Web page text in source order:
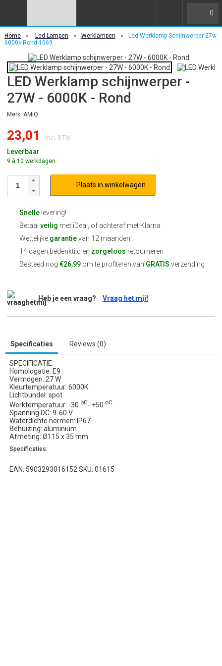
0
Home » Led Lampen » Werklampen »
Led Werklamp Schijnwerper 27w
6000k Rond 1069
LED Werklamp schijnwerper -
27W - 6000K - Rond
Merk: AMiO
23,01 Incl. BTW
Leverbaar
9 à 10 werkdagen
Plaats in winkelwagen
Snellelevering!
Betaal veilig met iDeal, of achteraf met Klarna
Wettelijke garantievan 12 maanden
14 dagen bedenktijd en zorgeloos retourneren
Besteed nog €26,99om te profiteren van GRATIS verzending
Heb je een vraag? Vraag het mij!
Specificaties Reviews (0)
SPECIFICATIE:
Homologatie: E9
Vermogen: 27 W
Kleurtemperatuur: 6000K
Lichtbundel: spot
Werktemperatuur: -30 oC- +50 oC
Spanning DC: 9-60 V
Waterdichte normen: IP67
Behuizing: aluminium
Afmeting: Ø115 x 35 mm
Specificaties:
EAN: 5903293016152 SKU: 01615